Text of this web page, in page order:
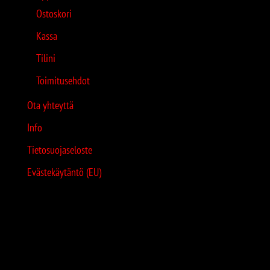
Ostoskori
Kassa
Tilini
Toimitusehdot
Ota yhteyttä
Info
Tietosuojaseloste
Evästekäytäntö (EU)